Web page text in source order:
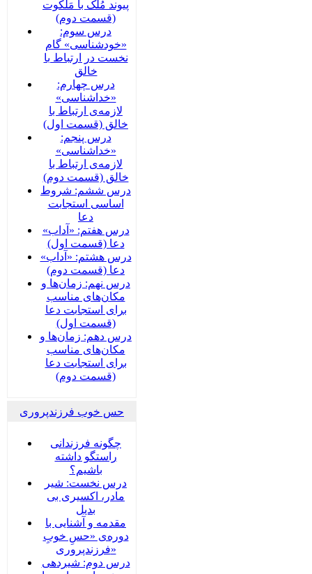
پیوند مُلک با مَلَکوت
(قسمت دوم)
درس سوم:
«خودشناسی» گام
نخست در ارتباط با
خالق
درس چهارم:
«خداشناسی»
لازمه‌ی ارتباط با
خالق (قسمت اول)
درس پنجم:
«خداشناسی»
لازمه‌ی ارتباط با
خالق (قسمت دوم)
درس ششم: شروط
اساسی استجابت
دعا
درس هفتم: «آداب»
دعا (قسمت اول)
درس هشتم: «آداب»
دعا (قسمت دوم)
درس نهم: زمان‌ها و
مکان‌های مناسب
برای استجابت دعا
(قسمت اول)
درس دهم: زمان‌ها و
مکان‌های مناسب
برای استجابت دعا
(قسمت دوم)
حس خوب فرزندپروری
چگونه فرزندانی
راستگو داشته
باشیم؟
درس نخست: شیر
مادر، اکسیری بی
بدیل
مقدمه و آشنایی با
دوره‌ی «حسِ خوبِ
فرزندپروری»
درس دوم: شیردهی